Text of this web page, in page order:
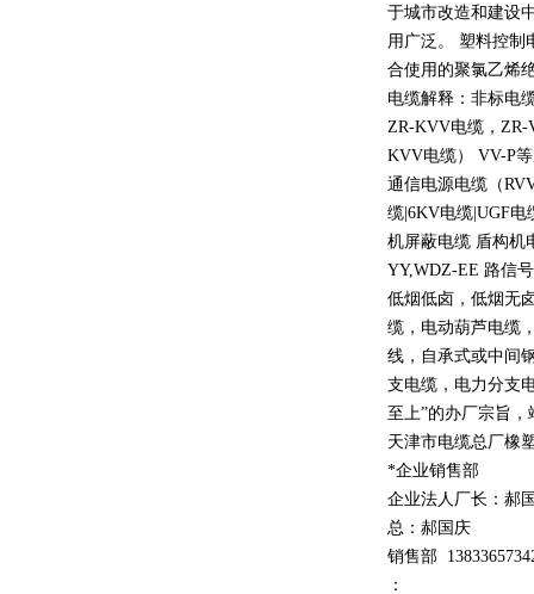
于城市改造和建设
用广泛。 塑料控制
合使用的聚氯乙烯
电缆解释：非标电
ZR-KVV电缆， ZR-
KVV电缆） VV-P
通信电源电缆（
缆 |6KV电缆 |UGF电
机屏蔽电缆 盾构机
YY,WDZ-EE 路信
低烟低卤，低烟无
缆，电动葫芦电缆
线，自承式或中间
支电缆，电力分支
至上”的办厂宗旨，
天津市电缆总厂橡
*企业销售部
企业法人厂长：郝
总：郝国庆
销售部 13833
：